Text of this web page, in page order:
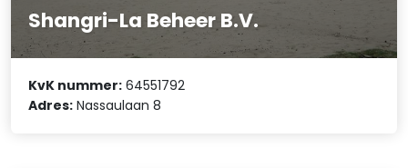
Shangri-La Beheer B.V.
KvK nummer: 64551792
Adres: Nassaulaan 8